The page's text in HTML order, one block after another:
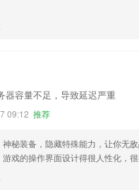
器容量不足，导致延迟严重
09:12 推荐
神秘装备，隐藏特殊能力，让你无敌
游戏的操作界面设计得很人性化，